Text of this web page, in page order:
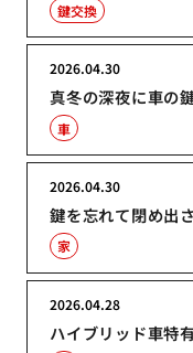
鍵交換
真冬の深夜に車の
2026.04.30
車
鍵を忘れて閉め出
2026.04.30
家
ハイブリッド車特
2026.04.28